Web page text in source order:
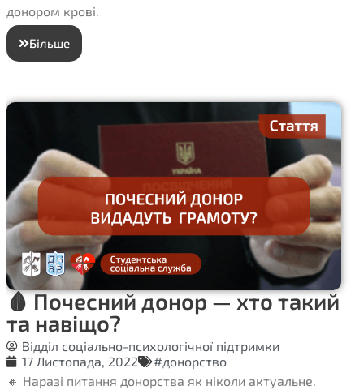
донором крові.
Більше
🩸 Почесний донор — хто такий
та навіщо?
Відділ соціально-психологічної підтримки
17 Листопада, 2022
#донорство
🔸 Наразі питання донорства як ніколи актуальне.